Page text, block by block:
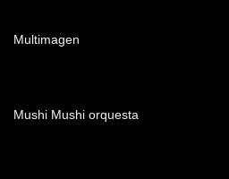
Multimagen
Mushi Mushi orquesta